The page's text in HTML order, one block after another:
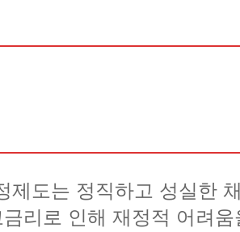
도는 정직하고 성실한
리로 인해 재정적 어려